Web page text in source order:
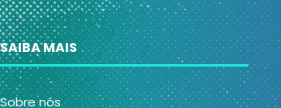
SAIBA MAIS
Sobre nós